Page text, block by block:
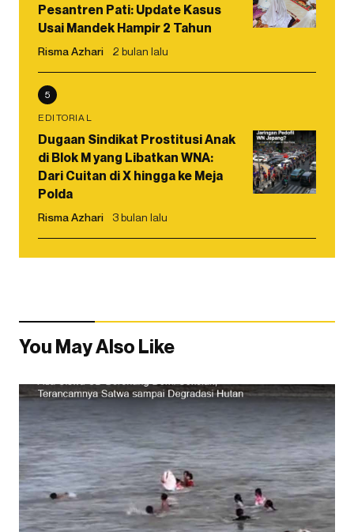
Pesantren Pati: Update Kasus
Usai Mandek Hampir 2 Tahun
Risma Azhari 2 bulan lalu
5
EDITORIAL
Dugaan Sindikat Prostitusi Anak
di Blok M yang Libatkan WNA:
Dari Cuitan di X hingga ke Meja
Polda
Risma Azhari 3 bulan lalu
You May Also Like